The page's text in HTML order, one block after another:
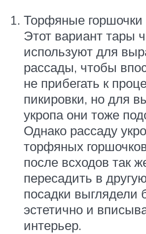
Торфяные горшочки
Этот вариант тары
используют для
рассады, чтобы
не прибегать к
пикировки, но для
укропа они тоже
Однако рассаду
торфяных
после всходов так
пересадить в
посадки выглядели
эстетично и
интерьер.